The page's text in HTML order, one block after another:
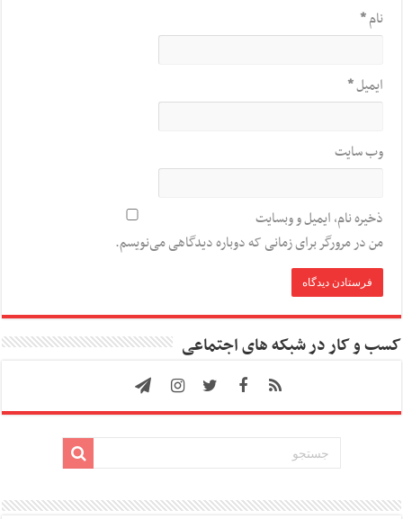
نام*
ایمیل*
وب‌ سایت
ذخیره نام، ایمیل و وبسایت
من در مرورگر برای زمانی که دوباره دیدگاهی می‌نویسم.
کسب و کار در شبکه های اجتماعی